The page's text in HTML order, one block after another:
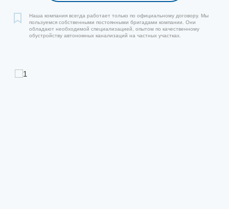
Наша компания всегда работает только по официальному договору. Мы
пользуемся собственными постоянными бригадами компании. Они
обладают необходимой специализацией, опытом по качественному
обустройству автономных канализаций на частных участках.